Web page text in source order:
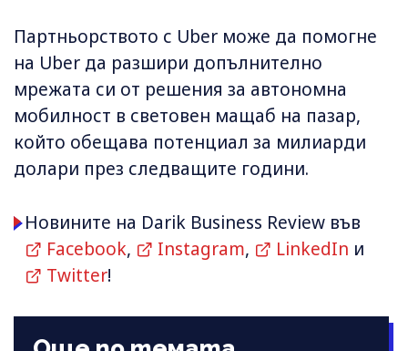
Партньорството с Uber може да помогне
на Uber да разшири допълнително
мрежата си от решения за автономна
мобилност в световен мащаб на пазар,
който обещава потенциал за милиарди
долари през следващите години.
Новините на Darik Business Review във
Facebook, Instagram, LinkedIn и
Twitter!